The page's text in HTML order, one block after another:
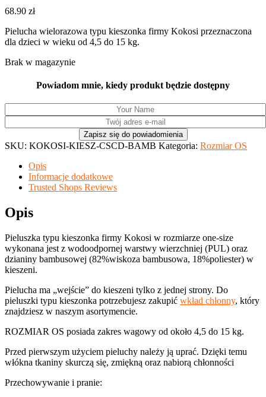
68.90 zł
Pielucha wielorazowa typu kieszonka firmy Kokosi przeznaczona
dla dzieci w wieku od 4,5 do 15 kg.
Brak w magazynie
Powiadom mnie, kiedy produkt będzie dostępny
SKU: KOKOSI-KIESZ-CSCD-BAMB Kategoria: Rozmiar OS
Opis
Informacje dodatkowe
Trusted Shops Reviews
Opis
Pieluszka typu kieszonka firmy Kokosi w rozmiarze one-size
wykonana jest z wodoodpornej warstwy wierzchniej (PUL) oraz
dzianiny bambusowej (82%wiskoza bambusowa, 18%poliester) w
kieszeni.
Pielucha ma „wejście” do kieszeni tylko z jednej strony. Do
pieluszki typu kieszonka potrzebujesz zakupić wkład chłonny, który
znajdziesz w naszym asortymencie.
ROZMIAR OS posiada zakres wagowy od około 4,5 do 15 kg.
Przed pierwszym użyciem pieluchy należy ją uprać. Dzięki temu
włókna tkaniny skurczą się, zmiękną oraz nabiorą chłonności
Przechowywanie i pranie: